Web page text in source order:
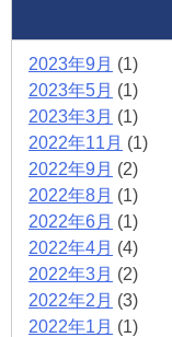
2023年9月 (1)
2023年5月 (1)
2023年3月 (1)
2022年11月 (1)
2022年9月 (2)
2022年8月 (1)
2022年6月 (1)
2022年4月 (4)
2022年3月 (2)
2022年2月 (3)
2022年1月 (1)